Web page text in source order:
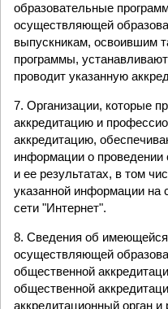
образовательные
осуществляющей
выпускникам, освоившим
программы,
проводит указанную
7. Организации, которые
аккредитацию и
аккредитацию,
информации о проведении
и ее результатах, в том
указанной информации на
сети "Интернет".
8. Сведения об имеющейся
осуществляющей
общественной
общественной
аккредитационный орган